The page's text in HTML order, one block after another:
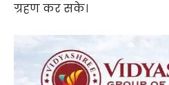
ग्रहण कर सके।